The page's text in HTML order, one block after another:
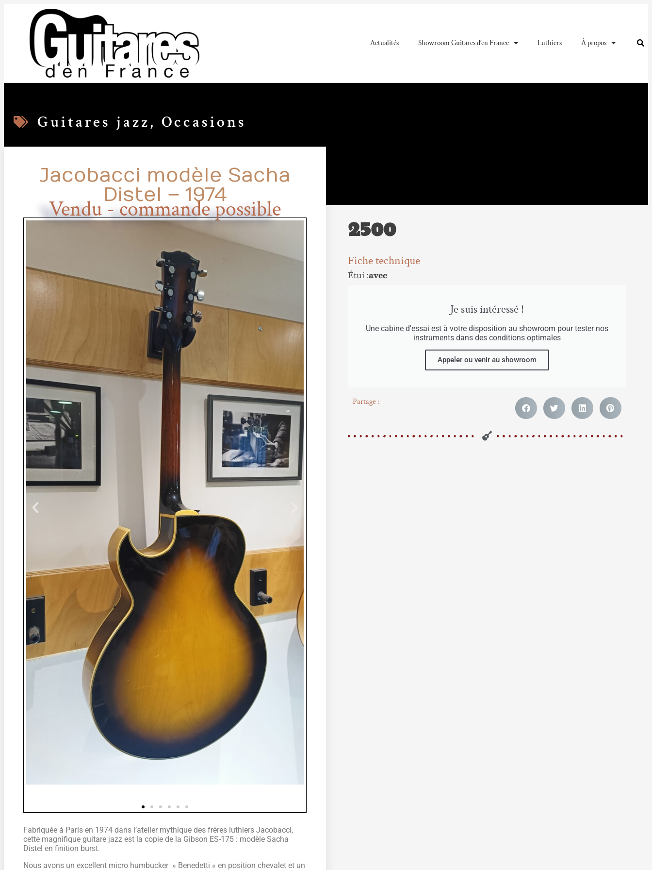
Actualités Showroom Guitares d’en France Luthiers À propos
Guitares jazz, Occasions
Vendu - commande possible
Jacobacci modèle Sacha
Distel – 1974
Fabriquée à Paris en 1974 dans l’atelier mythique des frères luthiers Jacobacci,
cette magnifique guitare jazz est la copie de la Gibson ES-175 : modèle Sacha
Distel en finition burst.
Nous avons un excellent micro humbucker » Benedetti « en position chevalet et un
2500
Fiche technique
Étui :avec
Je suis intéressé !
Une cabine d'essai est à votre disposition au showroom pour tester nos
instruments dans des conditions optimales
Appeler ou venir au showroom
Partage :